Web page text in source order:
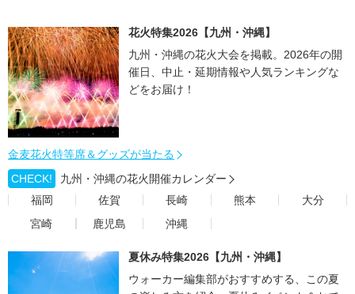
花火特集2026【九州・沖縄】
九州・沖縄の花火大会を掲載。2026年の開
催日、中止・延期情報や人気ランキングな
どをお届け！
金麦花火特等席＆グッズが当たる
CHECK!
九州・沖縄の花火開催カレンダー
福岡
佐賀 長崎 熊本
大分
宮崎
鹿児島 沖縄
夏休み特集2026【九州・沖縄】
ウォーカー編集部がおすすめする、この夏